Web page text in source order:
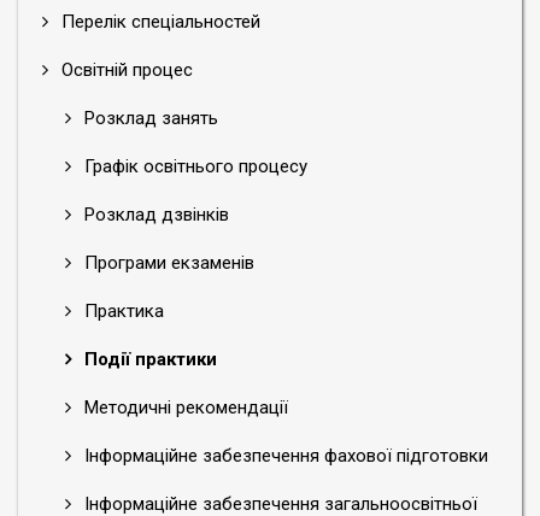
Перелік спеціальностей
Освітній процес
Розклад занять
Графік освітнього процесу
Розклад дзвінків
Програми екзаменів
Практика
Події практики
Методичні рекомендації
Інформаційне забезпечення фахової підготовки
Інформаційне забезпечення загальноосвітньої